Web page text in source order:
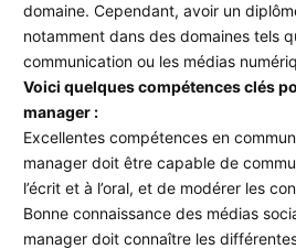
domaine. Cependant, avoir un
notamment dans des domaines tels
communication ou les médias
Voici quelques compétences clés
manager :
Excellentes compétences en
manager doit être capable de
l’écrit et à l’oral, et de modérer les
Bonne connaissance des médias
manager doit connaître les